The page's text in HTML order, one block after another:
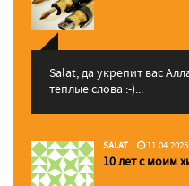
Salat, да укрепит вас
теплые слова :-)...
SALAT
10 лет с моим